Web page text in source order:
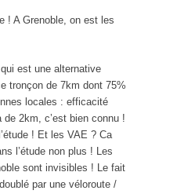
! A Grenoble, on est les
est une alternative
tronçon de 7km dont 75%
locales : efficacité
de 2km, c’est bien connu !
! Et les VAE ? Ca
l’étude non plus ! Les
sont invisibles ! Le fait
par une véloroute /